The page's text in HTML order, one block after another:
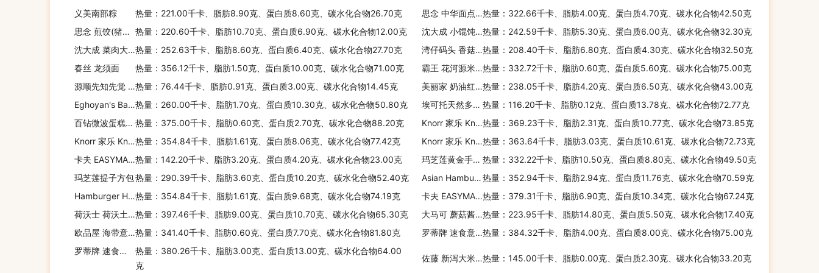
义美南部粽
热量：221.00千卡、脂肪8.90克、蛋白质8.60克、碳水化合物26.70克 思念 中华面点卡通刺猬包(奶黄馅)热量：322.66千卡、脂肪4.00克、蛋白质4.70克、碳水化合物42.50克
思念 煎饺(猪肉韭菜) 热量：220.60千卡、脂肪10.70克、蛋白质6.90克、碳水化合物12.00克 沈大成 小馄饨(鲜肉地力)热量：242.59千卡、脂肪5.30克、蛋白质6.00克、碳水化合物32.30克
沈大成 菜肉大馄饨热量：252.63千卡、脂肪8.60克、蛋白质6.40克、碳水化合物27.70克 湾仔码头 香菇素菜大包热量：208.40千卡、脂肪6.80克、蛋白质4.30克、碳水化合物32.50克
春丝 龙须面
热量：356.12千卡、脂肪1.50克、蛋白质10.00克、碳水化合物71.00克 霸王 花河源米粉热量：332.72千卡、脂肪0.60克、蛋白质5.60克、碳水化合物75.00克
源顺先知先觉 黄金芝麻甜果麦(微甜)热量：76.44千卡、脂肪0.91克、蛋白质3.00克、碳水化合物14.45克 美丽家 奶油红豆面包热量：238.05千卡、脂肪4.20克、蛋白质6.50克、碳水化合物43.00克
Eghoyan's Bakery 全麦皮塔饼热量：260.00千卡、脂肪1.70克、蛋白质10.30克、碳水化合物50.80克 埃可托天然多彩蔬菜面 热量：116.20千卡、脂肪0.12克、蛋白质13.78克、碳水化合物72.77克
百钻微波蛋糕粉(水蜜桃) 热量：375.00千卡、脂肪0.60克、蛋白质2.70克、碳水化合物88.20克 Knorr 家乐 Knorr Lipton 亚洲系列(鸡肉炒饭)热量：369.23千卡、脂肪2.31克、蛋白质10.77克、碳水化合物73.85克
Knorr 家乐 Knorr Lipton 米饭系列(手抓饭)热量：354.84千卡、脂肪1.61克、蛋白质8.06克、碳水化合物77.42克 Knorr 家乐 Knorr Lipton 米饭系列(什锦)热量：363.64千卡、脂肪3.03克、蛋白质10.61克、碳水化合物72.73克
卡夫 EASYMAC即食芝士通心粉(经典芝士+鸡肉奶酪+培根干酪)热量：142.20千卡、脂肪3.20克、蛋白质4.20克、碳水化合物23.00克 玛芝莲黄金手撕包 热量：332.22千卡、脂肪10.50克、蛋白质8.80克、碳水化合物49.50克
玛芝莲提子方包热量：290.39千卡、脂肪3.60克、蛋白质10.20克、碳水化合物52.40克 Asian Hamburger Helper Mongolian-Style Beef热量：352.94千卡、脂肪2.94克、蛋白质11.76克、碳水化合物70.59克
Hamburger Helper Chili Macaroni热量：354.84千卡、脂肪1.61克、蛋白质9.68克、碳水化合物74.19克 卡夫 EASYMAC(MACARONI+CHEESE)热量：379.31千卡、脂肪6.90克、蛋白质10.34克、碳水化合物67.24克
荷沃士 荷沃土即冲即食燕麦片(原味)热量：397.46千卡、脂肪9.00克、蛋白质10.70克、碳水化合物65.30克 大马可 蘑菇酱菠菜水饺热量：223.95千卡、脂肪14.80克、蛋白质5.50克、碳水化合物17.40克
欧品屋 海带意大利调味饭热量：341.40千卡、脂肪0.60克、蛋白质7.70克、碳水化合物81.80克 罗蒂牌 速食意式米兰烩饭热量：384.32千卡、脂肪4.00克、蛋白质8.00克、碳水化合物75.00克
罗蒂牌 速食意式烟肉芝士宽扁意大利面
热量：380.26千卡、脂肪3.00克、蛋白质13.00克、碳水化合物64.00
克
佐藤 新泻大米使用热量：145.00千卡、脂肪0.00克、蛋白质2.30克、碳水化合物33.20克